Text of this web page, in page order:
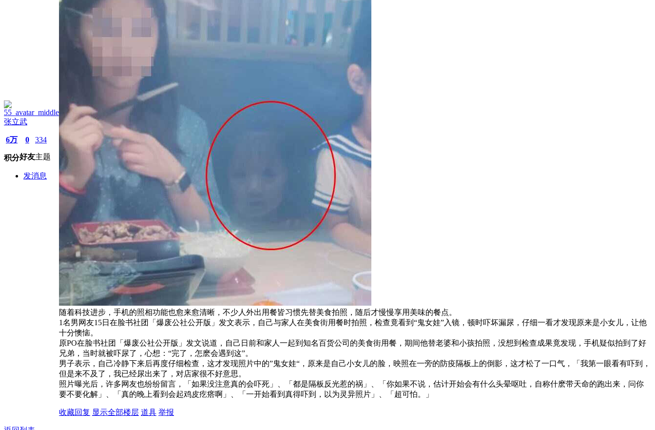
张立武
6万
积分
0
好友
334
主题
发消息
随着科技进步，手机的照相功能也愈来愈清晰，不少人外出用餐皆习惯先替美食拍照，随后才慢慢享用美味的餐点。
1名男网友15日在脸书社团「爆废公社公开版」发文表示，自己与家人在美食街用餐时拍照，检查竟看到“鬼女娃”入镜，顿时吓坏漏尿，仔细一看才发现原来是小女儿，让他
十分懊恼。
原PO在脸书社团「爆废公社公开版」发文说道，自己日前和家人一起到知名百货公司的美食街用餐，期间他替老婆和小孩拍照，没想到检查成果竟发现，手机疑似拍到了好
兄弟，当时就被吓尿了，心想：“完了，怎麽会遇到这”。
男子表示，自己冷静下来后再度仔细检查，这才发现照片中的”鬼女娃“，原来是自己小女儿的脸，映照在一旁的防疫隔板上的倒影，这才松了一口气，「我第一眼看有吓到，
但是来不及了，我已经尿出来了，对店家很不好意思。
照片曝光后，许多网友也纷纷留言，「如果没注意真的会吓死」、「都是隔板反光惹的祸」、「你如果不说，估计开始会有什么头晕呕吐，自称什麽带天命的跑出来，问你
要不要化解」、「真的晚上看到会起鸡皮疙瘩啊」、「一开始看到真得吓到，以为灵异照片」、「超可怕。」
收藏回复 显示全部楼层 道具 举报